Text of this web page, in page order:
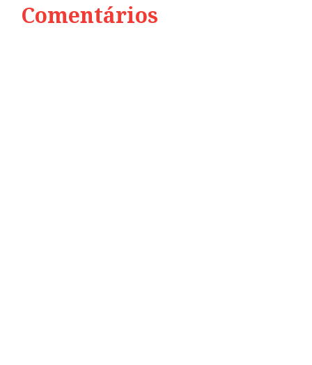
Comentários